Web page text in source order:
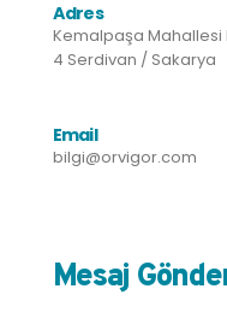
Adres
Kemalpaşa
4 Serdivan / Sakarya
Email
bilgi@orvigor.com
Mesaj